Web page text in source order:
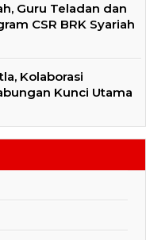
Guru Teladan dan
CSR BRK Syariah
Kolaborasi
Kunci Utama